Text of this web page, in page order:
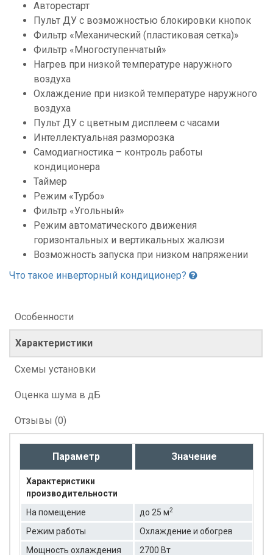
Авторестарт
Пульт ДУ с возможностью блокировки кнопок
Фильтр «Механический (пластиковая сетка)»
Фильтр «Многоступенчатый»
Нагрев при низкой температуре наружного
воздуха
Охлаждение при низкой температуре наружного
воздуха
Пульт ДУ с цветным дисплеем с часами
Интеллектуальная разморозка
Самодиагностика – контроль работы
кондиционера
Таймер
Режим «Турбо»
Фильтр «Угольный»
Режим автоматического движения
горизонтальных и вертикальных жалюзи
Возможность запуска при низком напряжении
Что такое инверторный кондиционер?
Особенности
Характеристики
Схемы установки
Оценка шума в дБ
Отзывы (0)
Параметр Значение
Характеристики
производительности
На помещение
до 25 м2
Режим работы
Охлаждение и обогрев
Мощность охлаждения
2700 Вт